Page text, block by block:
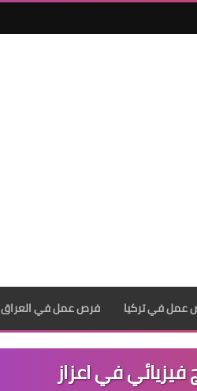
عمل في تركيا فرص عمل في العراق
في اعزاز